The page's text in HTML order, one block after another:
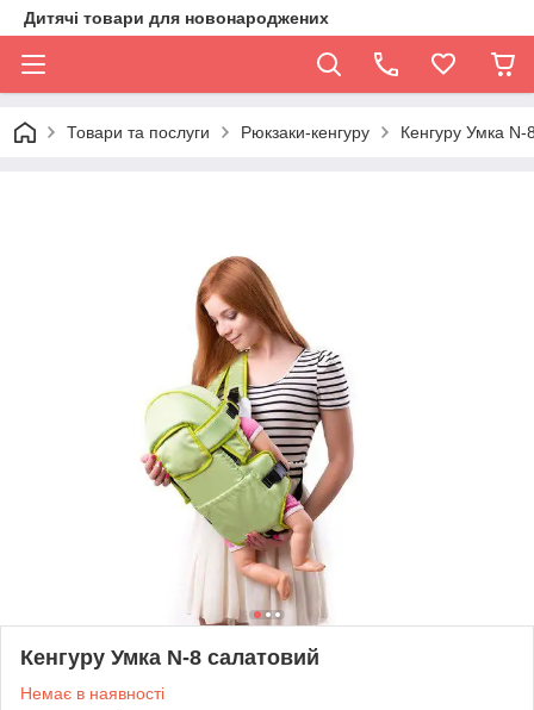
Дитячі товари для новонароджених
Товари та послуги Рюкзаки-кенгуру Кенгуру Умка N-
Кенгуру Умка N-8 салатовий
Немає в наявності